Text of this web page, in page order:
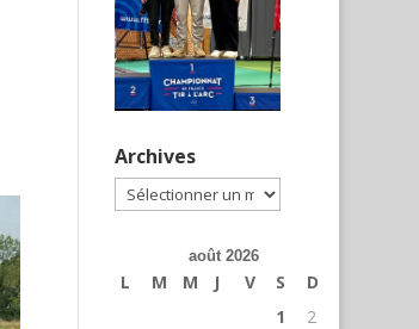
Archives
Archives
août 2026
L M M J V S
D
1
2